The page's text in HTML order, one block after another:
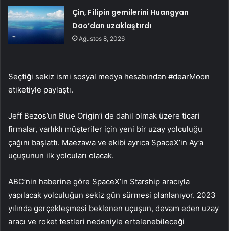
Çin, Filipin gemilerini Huangyan
Dao’dan uzaklaştırdı
Ağustos 8, 2026
Seçtiği sekiz ismi sosyal medya hesabından #dearMoon
etiketiyle paylaştı.
Jeff Bezos’un Blue Origin’i de dahil olmak üzere ticari
firmalar, varlıklı müşteriler için yeni bir uzay yolculuğu
çağını başlattı. Maezawa ve ekibi ayrıca SpaceX’in Ay’a
uçuşunun ilk yolcuları olacak.
ABC’nin haberine göre SpaceX’in Starship aracıyla
yapılacak yolculuğun sekiz gün sürmesi planlanıyor. 2023
yılında gerçekleşmesi beklenen uçuşun, devam eden uzay
aracı ve roket testleri nedeniyle ertelenebileceği